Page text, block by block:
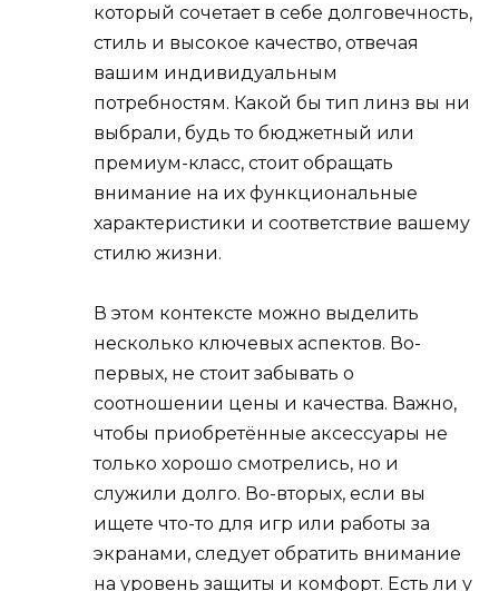
который сочетает в себе долговечность,
стиль и высокое качество, отвечая
вашим индивидуальным
потребностям. Какой бы тип линз вы ни
выбрали, будь то бюджетный или
премиум-класс, стоит обращать
внимание на их функциональные
характеристики и соответствие вашему
стилю жизни.
В этом контексте можно выделить
несколько ключевых аспектов. Во-
первых, не стоит забывать о
соотношении цены и качества. Важно,
чтобы приобретённые аксессуары не
только хорошо смотрелись, но и
служили долго. Во-вторых, если вы
ищете что-то для игр или работы за
экранами, следует обратить внимание
на уровень защиты и комфорт. Есть ли у